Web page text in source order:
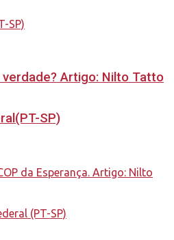
verdade? Artigo: Nilto Tatto
SP)